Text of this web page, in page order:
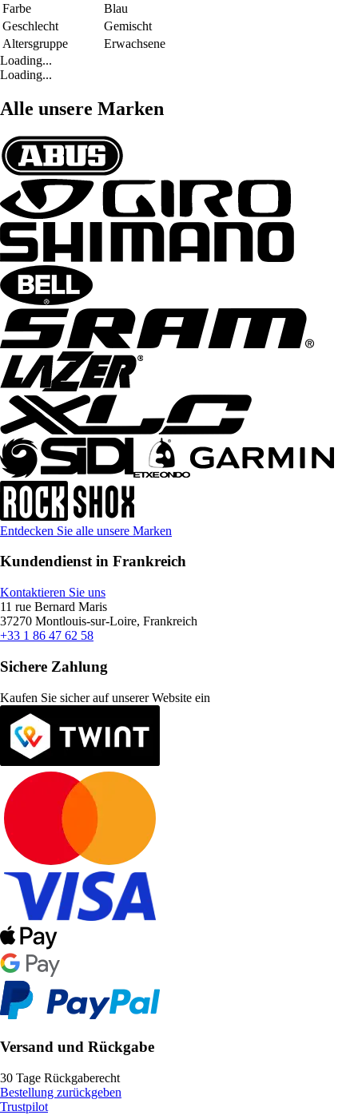
Farbe
Blau
Geschlecht
Gemischt
Altersgruppe
Erwachsene
Loading...
Loading...
Alle unsere Marken
Entdecken Sie alle unsere Marken
Kundendienst in Frankreich
Kontaktieren Sie uns
11 rue Bernard Maris
37270 Montlouis-sur-Loire, Frankreich
+33 1 86 47 62 58
Sichere Zahlung
Kaufen Sie sicher auf unserer Website ein
Versand und Rückgabe
30 Tage Rückgaberecht
Bestellung zurückgeben
Trustpilot